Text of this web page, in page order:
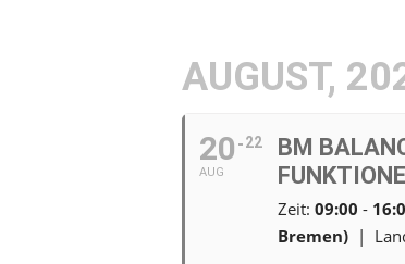
AUGUST,
20
AUG
22
BM
Zeit: 09:00 -
Bremen) |